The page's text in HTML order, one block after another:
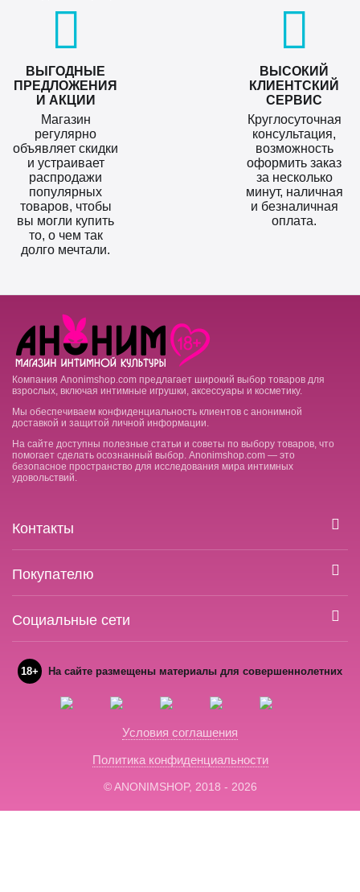
ВЫГОДНЫЕ
ПРЕДЛОЖЕНИЯ
И АКЦИИ
Магазин
регулярно
объявляет скидки
и устраивает
распродажи
популярных
товаров, чтобы
вы могли купить
то, о чем так
долго мечтали.
ВЫСОКИЙ
КЛИЕНТСКИЙ
СЕРВИС
Круглосуточная
консультация,
возможность
оформить заказ
за несколько
минут, наличная
и безналичная
оплата.
Компания Anonimshop.com предлагает широкий выбор товаров для
взрослых, включая интимные игрушки, аксессуары и косметику.
Мы обеспечиваем конфиденциальность клиентов с анонимной
доставкой и защитой личной информации.
На сайте доступны полезные статьи и советы по выбору товаров, что
помогает сделать осознанный выбор. Anonimshop.com — это
безопасное пространство для исследования мира интимных
удовольствий.
Контакты
Покупателю
Социальные сети
18+ На сайте размещены материалы для совершеннолетних
Условия соглашения
Политика конфиденциальности
© ANONIMSHOP, 2018 - 2026